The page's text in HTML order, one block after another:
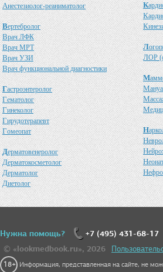
Анестезиолог-реаниматолог
Вертебролог
Врач ЛФК
Врач МРТ
Врач УЗИ
Врач функциональной диагностики
Гастроэнтеролог
Гематолог
Гинеколог
Гирудотерапевт
Гомеопат
Дерматовенеролог
Дерматокосметолог
Дерматолог
Диетолог
К
К
К
Л
ЛОР
М
М
М
М
Н
Н
Н
Н
Н
Нужна помощь? +7 (495) 431-68-17
© «lookmedbook.ru», 2026
18+ Информация, представленная на сайте, не